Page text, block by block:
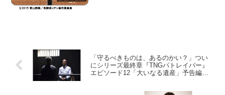
「守るべきものは、あるのかい？」つい
にシリーズ最終章『TNGパトレイバー』
エピソード12「大いなる遺産」予告編公